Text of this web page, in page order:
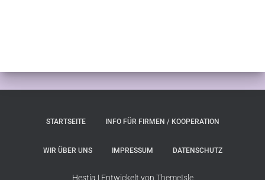
STARTSEITE INFO FÜR FIRMEN / KOOPERATION
WIR ÜBER UNS IMPRESSUM DATENSCHUTZ
Hestia | Entwickelt von ThemeIsle